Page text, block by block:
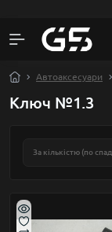
Автоаксесуари
Ключ №1.3